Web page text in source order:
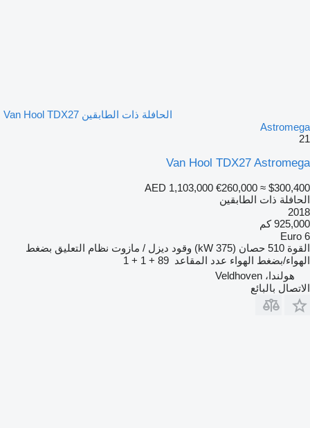
الحافلة ذات الطابقين Van Hool TDX27
Astromega
21
Van Hool TDX27 Astromega
AED 1,103,000 €260,000 ≈ $300,400
الحافلة ذات الطابقين
2018
925,000 كم
Euro 6
القوة 510 حصان (375 kW) وقود ديزل / مازوت نظام التعليق بضغط
الهواء/بضغط الهواء عدد المقاعد 89 + 1 + 1
هولندا، Veldhoven
الاتصال بالبائع